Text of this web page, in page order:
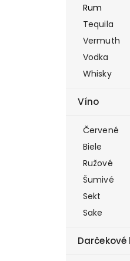
Rum
Tequila
Vermuth
Vodka
Whisky
Víno
Červené
Biele
Ružové
Šumivé
Sekt
Sake